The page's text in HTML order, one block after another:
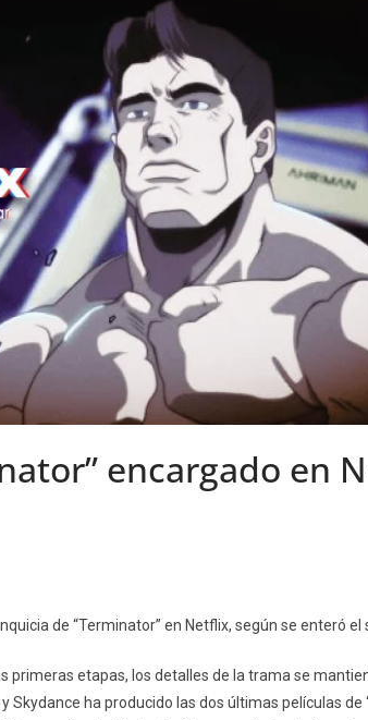
encargado en
de “Terminator” en Netflix, según se enteró el
primeras etapas, los detalles de la trama se
Skydance ha producido las dos últimas películas de